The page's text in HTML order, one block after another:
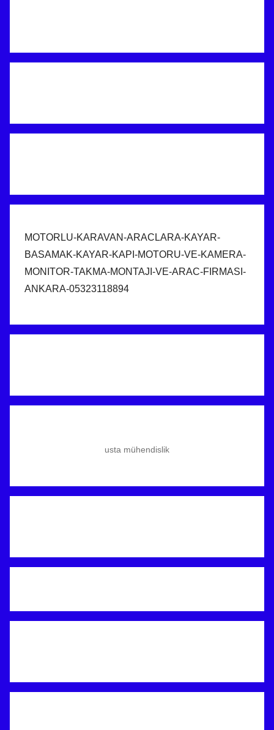
MOTORLU-KARAVAN-ARACLARA-KAYAR-
BASAMAK-KAYAR-KAPI-MOTORU-VE-KAMERA-
MONITOR-TAKMA-MONTAJI-VE-ARAC-FIRMASI-
ANKARA-05323118894
usta mühendislik